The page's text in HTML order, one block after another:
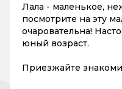
Лала - маленькое,
посмотрите на эту
очаровательна!
юный возраст.
Приезжайте